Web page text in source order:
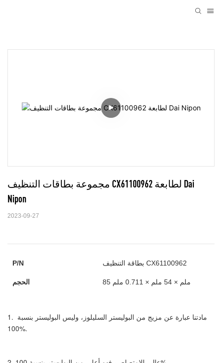
مجموعة بطاقات التنظيف CX61100962 لطابعة Dai
Nipon
2023-09-27
P/N بطاقة التنظيف CX61100962
الحجم 85 ملم × 54 ملم × 0.711 ملم
1. مادتنا عبارة عن مزيج من البوليستر السليلوز، وليس البوليستر بنسبة